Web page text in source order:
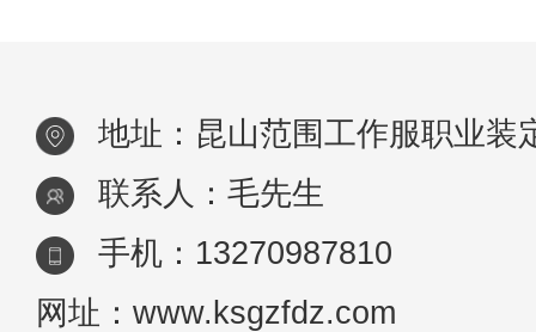
款式，来点大
地址：昆山范围工作服职业装
联系人：毛先生
手机：13270987810
网址：www.ksgzfdz.com